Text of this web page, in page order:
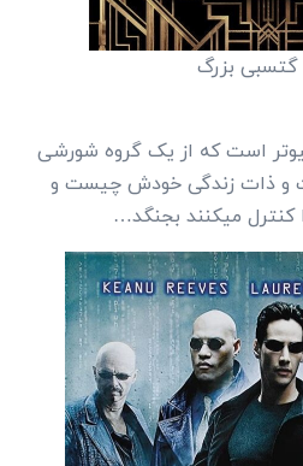
گتسبی بزرگ
است که از یک گروه شورشی
و ذات زندگی خودش چیست و
کنترل میکنند بجنگد…